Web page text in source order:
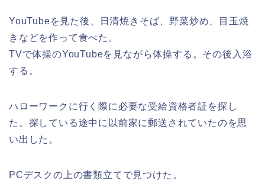
YouTubeを見た後、日清焼きそば、野菜炒め、目玉焼
きなどを作って食べた。
TVで体操のYouTubeを見ながら体操する。その後入浴
する。
ハローワークに行く際に必要な受給資格者証を探し
た。探している途中に以前家に郵送されていたのを思
い出した。
PCデスクの上の書類立てで見つけた。